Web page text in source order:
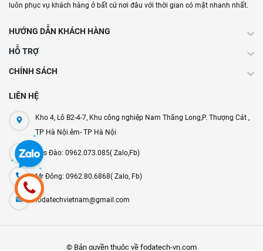
luôn phục vụ khách hàng ở bất cứ nơi đâu với thời gian có mặt nhanh nhất.
HƯỚNG DẪN KHÁCH HÀNG
HỖ TRỢ
CHÍNH SÁCH
LIÊN HỆ
Kho 4, Lô B2-4-7, Khu công nghiệp Nam Thăng Long,P. Thượng Cát ,
TP Hà Nội.êm- TP Hà Nội
Mrs Đào: 0962.073.085( Zalo,Fb)
Mr Đông: 0962.80.6868( Zalo, Fb)
fodatechvietnam@gmail.com
© Bản quyền thuộc về fodatech-vn.com